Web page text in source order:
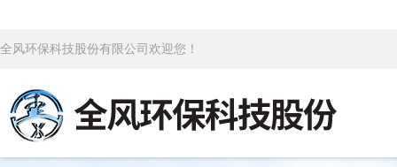
全风环保科技股份有限公司欢迎您！